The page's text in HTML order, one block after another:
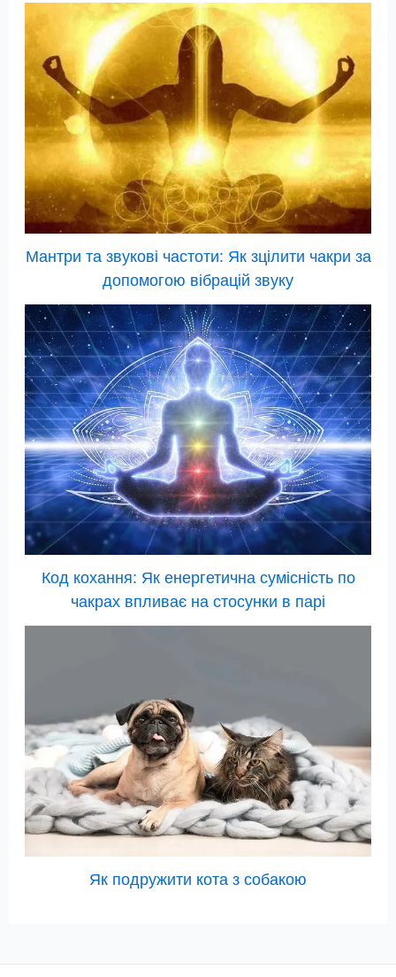
Мантри та звукові частоти: Як зцілити чакри за
допомогою вібрацій звуку
Код кохання: Як енергетична сумісність по
чакрах впливає на стосунки в парі
Як подружити кота з собакою